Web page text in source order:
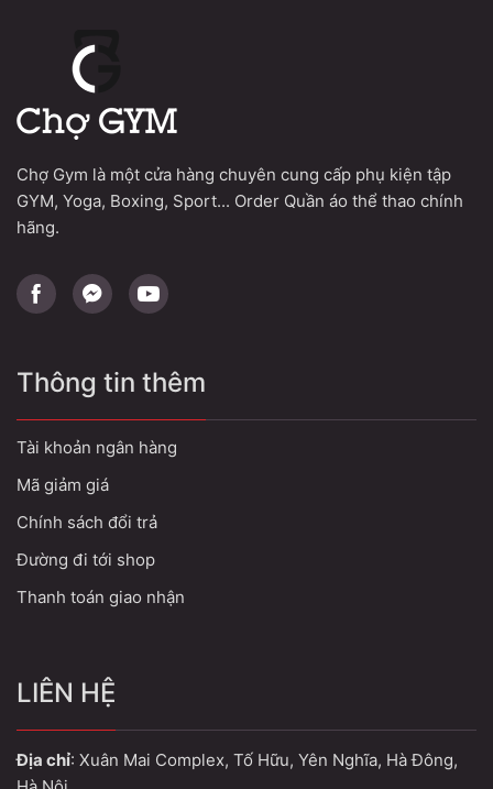
Chợ Gym là một cửa hàng chuyên cung cấp phụ kiện tập
GYM, Yoga, Boxing, Sport... Order Quần áo thể thao chính
hãng.
Thông tin thêm
Tài khoản ngân hàng
Mã giảm giá
Chính sách đổi trả
Đường đi tới shop
Thanh toán giao nhận
LIÊN HỆ
Địa chỉ: Xuân Mai Complex, Tố Hữu, Yên Nghĩa, Hà Đông,